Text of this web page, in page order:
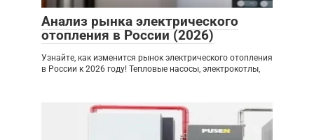
Анализ рынка электрического
отопления в России (2026)
Узнайте, как изменится рынок электрического отопления
в России к 2026 году! Тепловые насосы, электрокотлы,